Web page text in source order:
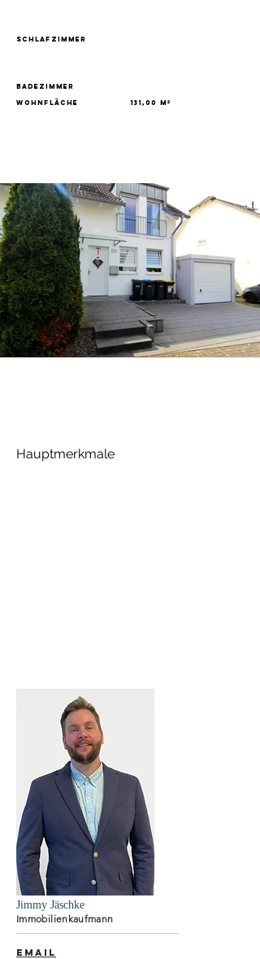
Schlafzimmer
Badezimmer
Wohnfläche
131,00 m²
Hauptmerkmale
Jimmy Jäschke
Immobilienkaufmann
EMAIL